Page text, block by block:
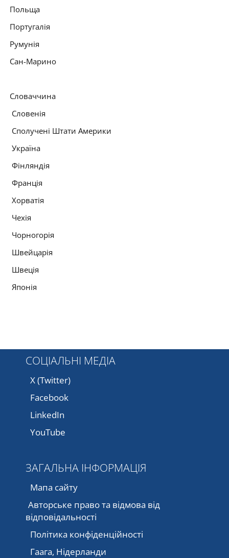
Польща
Португалія
Румунія
Сан-Марино
Словаччина
Словенія
Сполучені Штати Америки
Україна
Фінляндія
Франція
Хорватія
Чехія
Чорногорія
Швейцарія
Швеція
Японія
СОЦІАЛЬНІ МЕДІА
X (Twitter)
Facebook
LinkedIn
YouTube
ЗАГАЛЬНА ІНФОРМАЦІЯ
Мапа сайту
Авторське право та відмова від
відповідальності
Політика конфіденційності
Гаага, Нідерланди